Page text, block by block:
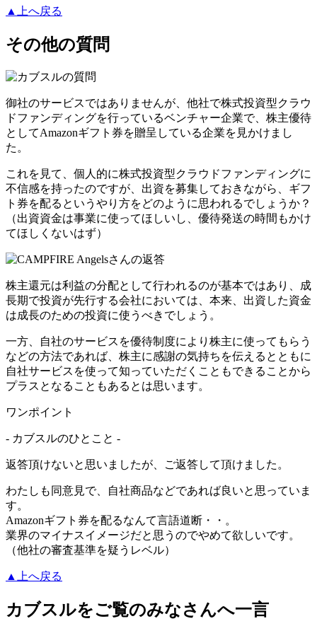
▲上へ戻る
その他の質問
御社のサービスではありませんが、他社で株式投資型クラウ
ドファンディングを行っているベンチャー企業で、株主優待
としてAmazonギフト券を贈呈している企業を見かけまし
た。
これを見て、個人的に株式投資型クラウドファンディングに
不信感を持ったのですが、出資を募集しておきながら、ギフ
ト券を配るというやり方をどのように思われるでしょうか？
（出資資金は事業に使ってほしいし、優待発送の時間もかけ
てほしくないはず）
株主還元は利益の分配として行われるのが基本ではあり、成
長期で投資が先行する会社においては、本来、出資した資金
は成長のための投資に使うべきでしょう。
一方、自社のサービスを優待制度により株主に使ってもらう
などの方法であれば、株主に感謝の気持ちを伝えるとともに
自社サービスを使って知っていただくこともできることから
プラスとなることもあるとは思います。
ワンポイント
- カブスルのひとこと -
返答頂けないと思いましたが、ご返答して頂けました。
わたしも同意見で、自社商品などであれば良いと思っていま
す。
Amazonギフト券を配るなんて言語道断・・。
業界のマイナスイメージだと思うのでやめて欲しいです。
（他社の審査基準を疑うレベル）
▲上へ戻る
カブスルをご覧のみなさんへ一言